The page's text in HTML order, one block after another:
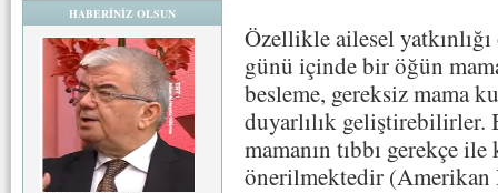
HABERİNİZ OLSUN
Özellikle ailesel
günü içinde bir öğün
besleme, gereksiz mama
duyarlılık
mamanın tıbbı gerekçe
önerilmektedir